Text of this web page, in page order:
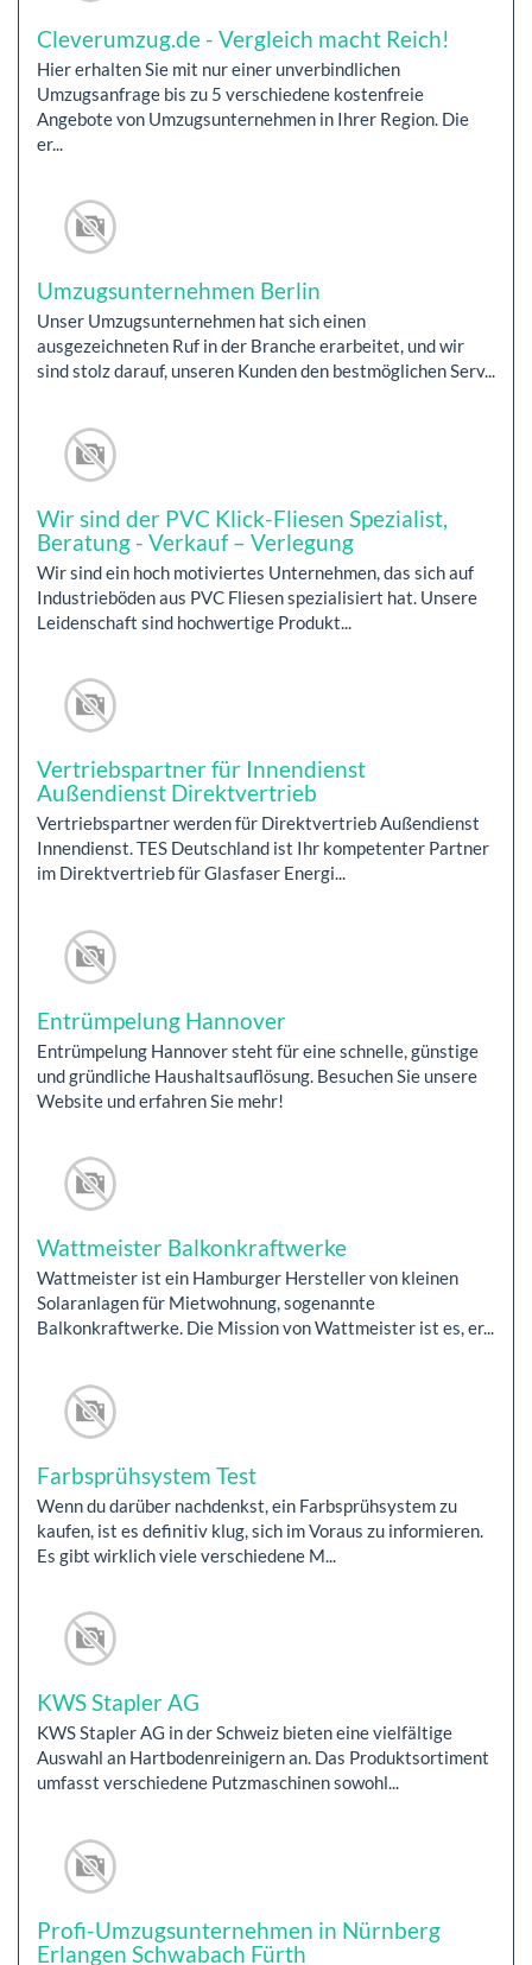
Cleverumzug.de - Vergleich macht Reich!
Hier erhalten Sie mit nur einer unverbindlichen
Umzugsanfrage bis zu 5 verschiedene kostenfreie
Angebote von Umzugsunternehmen in Ihrer Region. Die
er...
Umzugsunternehmen Berlin
Unser Umzugsunternehmen hat sich einen
ausgezeichneten Ruf in der Branche erarbeitet, und wir
sind stolz darauf, unseren Kunden den bestmöglichen Serv...
Wir sind der PVC Klick-Fliesen Spezialist,
Beratung - Verkauf – Verlegung
Wir sind ein hoch motiviertes Unternehmen, das sich auf
Industrieböden aus PVC Fliesen spezialisiert hat. Unsere
Leidenschaft sind hochwertige Produkt...
Vertriebspartner für Innendienst
Außendienst Direktvertrieb
Vertriebspartner werden für Direktvertrieb Außendienst
Innendienst. TES Deutschland ist Ihr kompetenter Partner
im Direktvertrieb für Glasfaser Energi...
Entrümpelung Hannover
Entrümpelung Hannover steht für eine schnelle, günstige
und gründliche Haushaltsauflösung. Besuchen Sie unsere
Website und erfahren Sie mehr!
Wattmeister Balkonkraftwerke
Wattmeister ist ein Hamburger Hersteller von kleinen
Solaranlagen für Mietwohnung, sogenannte
Balkonkraftwerke. Die Mission von Wattmeister ist es, er...
Farbsprühsystem Test
Wenn du darüber nachdenkst, ein Farbsprühsystem zu
kaufen, ist es definitiv klug, sich im Voraus zu informieren.
Es gibt wirklich viele verschiedene M...
KWS Stapler AG
KWS Stapler AG in der Schweiz bieten eine vielfältige
Auswahl an Hartbodenreinigern an. Das Produktsortiment
umfasst verschiedene Putzmaschinen sowohl...
Profi-Umzugsunternehmen in Nürnberg
Erlangen Schwabach Fürth